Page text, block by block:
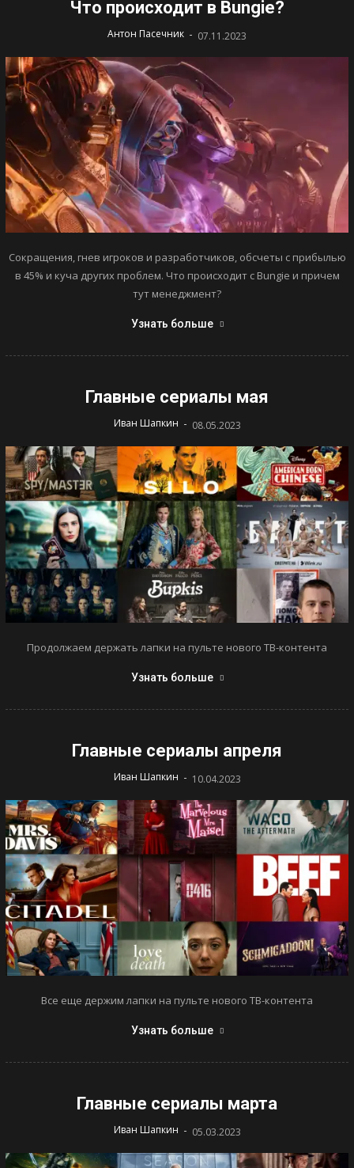
Что происходит в Bungie?
Антон Пасечник - 07.11.2023
Сокращения, гнев игроков и разработчиков, обсчеты с прибылью
в 45% и куча других проблем. Что происходит с Bungie и причем
тут менеджмент?
Узнать больше
Главные сериалы мая
Иван Шапкин - 08.05.2023
Продолжаем держать лапки на пульте нового ТВ-контента
Узнать больше
Главные сериалы апреля
Иван Шапкин - 10.04.2023
Все еще держим лапки на пульте нового ТВ-контента
Узнать больше
Главные сериалы марта
Иван Шапкин - 05.03.2023